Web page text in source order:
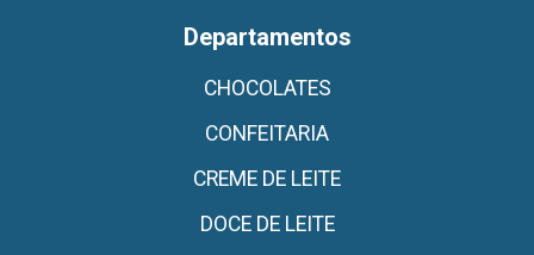
Departamentos
CHOCOLATES
CONFEITARIA
CREME DE LEITE
DOCE DE LEITE